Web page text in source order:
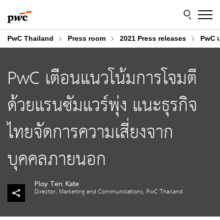
to
content
to
footer
PwC Thailand Press room 2021 Press releases PwC
PwC เตือนแนวโน้มการโจมตี
ด้วยแรนซัมแวร์พุ่ง แนะธุรกิจ
ไทยจัดการความเสี่ยงจาก
บุคคลภายนอก
Ploy Ten Kate
Director, Marketing and Communications, PwC Thailand